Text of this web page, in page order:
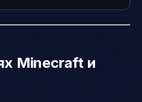
Minecraft и